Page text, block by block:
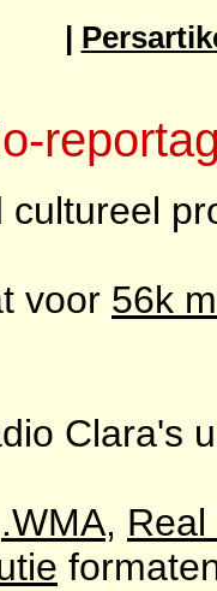
cultureel
voor 56k
Clara's
.WMA,